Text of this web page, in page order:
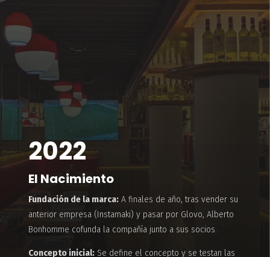
2022
El Nacimiento
Fundación de la marca: A finales de año, tras vender su
anterior empresa (Instamaki) y pasar por Glovo, Alberto
Bonhomme cofunda la compañía junto a sus socios.
Concepto inicial: Se define el concepto y se testan las